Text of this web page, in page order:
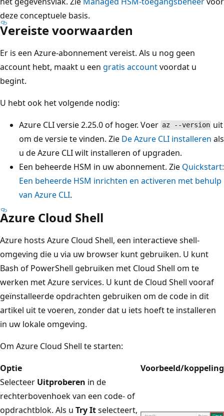
deze conceptuele basis.
Vereiste voorwaarden
Er is een Azure-abonnement vereist. Als u nog geen
account hebt, maakt u een gratis accountvoordat u
begint.
U hebt ook het volgende nodig:
Azure CLI versie 2.25.0 of hoger. Voer az --version uit
om de versie te vinden. Zie De Azure CLI installeren als
u de Azure CLI wilt installeren of upgraden.
Een beheerde HSM in uw abonnement. Zie Quickstart:
Een beheerde HSM inrichten en activeren met behulp
van Azure CLI.
Azure Cloud Shell
Azure hosts Azure Cloud Shell, een interactieve shell-
omgeving die u via uw browser kunt gebruiken. U kunt
Bash of PowerShell gebruiken met Cloud Shell om te
werken met Azure services. U kunt de Cloud Shell vooraf
geïnstalleerde opdrachten gebruiken om de code in dit
artikel uit te voeren, zonder dat u iets hoeft te installeren
in uw lokale omgeving.
Om Azure Cloud Shell te starten:
Optie
Voorbeeld/koppeling
Selecteer Uitproberen in de
rechterbovenhoek van een code- of
opdrachtblok. Als u Try Itselecteert,